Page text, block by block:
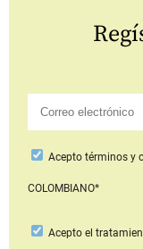
Aceptotérminos y
COLOMBIANO*
Acepto el